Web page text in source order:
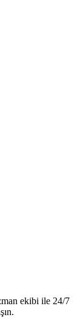
ekibi ile 24/7